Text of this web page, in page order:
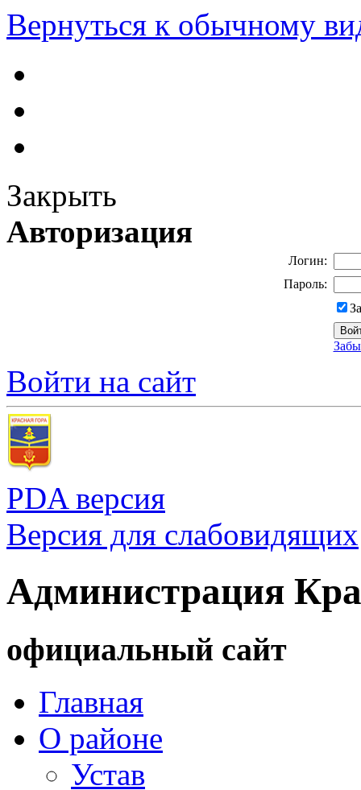
Вернуться к обычному
Закрыть
Авторизация
Логин:
Пароль:
Войти на сайт
PDA версия
Версия для слабовидящих
Администрация
официальный сайт
Главная
О районе
Устав